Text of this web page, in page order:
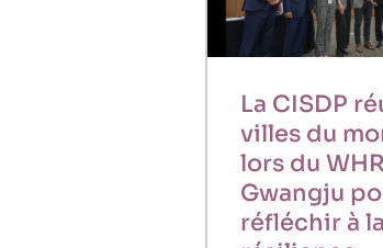
La CISDP
villes du
lors du
Gwangju
réfléchir à la